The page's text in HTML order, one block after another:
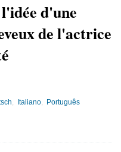
d'une
de l'actrice
Italiano Português